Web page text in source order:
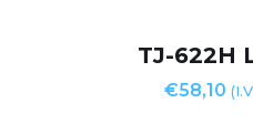
TJ-622H
€58,10